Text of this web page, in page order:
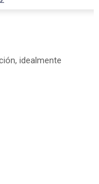
idealmente